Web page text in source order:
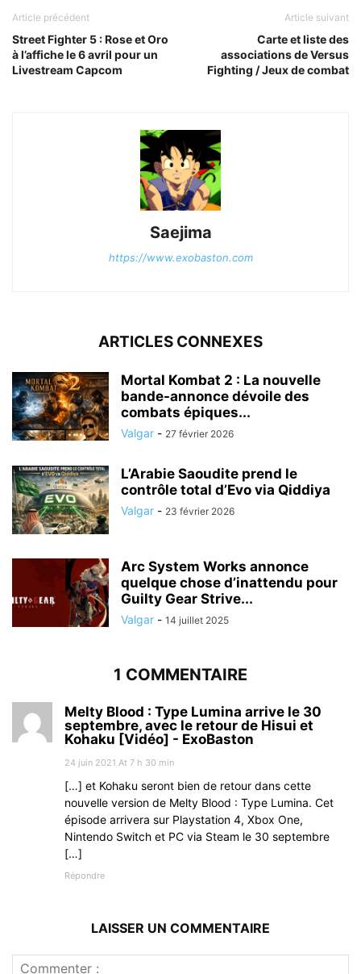
Article précédent
Street Fighter 5 : Rose et Oro
à l’affiche le 6 avril pour un
Livestream Capcom
Article suivant
Carte et liste des
associations de Versus
Fighting / Jeux de combat
Saejima
https://www.exobaston.com
ARTICLES CONNEXES
Mortal Kombat 2 : La nouvelle
bande-annonce dévoile des
combats épiques...
Valgar - 27 février 2026
L’Arabie Saoudite prend le
contrôle total d’Evo via Qiddiya
Valgar - 23 février 2026
Arc System Works annonce
quelque chose d’inattendu pour
Guilty Gear Strive...
Valgar - 14 juillet 2025
1 COMMENTAIRE
Melty Blood : Type Lumina arrive le 30
septembre, avec le retour de Hisui et
Kohaku [Vidéo] - ExoBaston
24 juin 2021 At 7 h 30 min
[…] et Kohaku seront bien de retour dans cette
nouvelle version de Melty Blood : Type Lumina. Cet
épisode arrivera sur Playstation 4, Xbox One,
Nintendo Switch et PC via Steam le 30 septembre
[…]
Répondre
LAISSER UN COMMENTAIRE